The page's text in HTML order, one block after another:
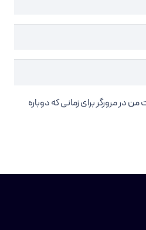
در مرورگر برای زمانی که دوباره